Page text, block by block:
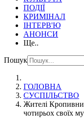
ПОДІЇ
КРИМІНАЛ
ІНТЕРВ'Ю
АНОНСИ
Ще..
Пошук
ГОЛОВНА
СУСПІЛЬСТВО
Жителі
чотирьох своїх